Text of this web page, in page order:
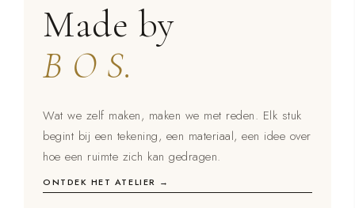
Made by
B O S.
Wat we zelf maken, maken we met reden. Elk stuk
begint bij een tekening, een materiaal, een idee over
hoe een ruimte zich kan gedragen.
ONTDEK HET ATELIER →